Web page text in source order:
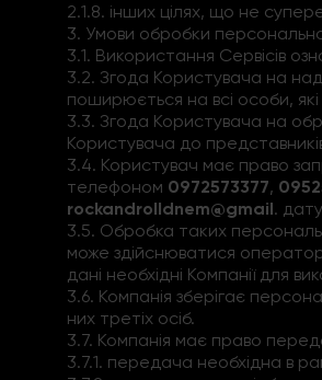
2.1.8. інших цілях, що не
3. Умови обробки
3.1. Використання Сервісів
3.2. Згода Користувача на
поширюється на всі особи, які
3.3. Згода Користувача на
Користувача до
3.4. Користувач має право
телефоном 0972573377,
rockandrolldnem@gmail.
3.5. Обробка таких
може здійснюватися
дані необхідні Компанії для
3.6. Компанія зберігає
них третіх осіб.
3.7. Компанія має право
3.7.1. передача необхідна в